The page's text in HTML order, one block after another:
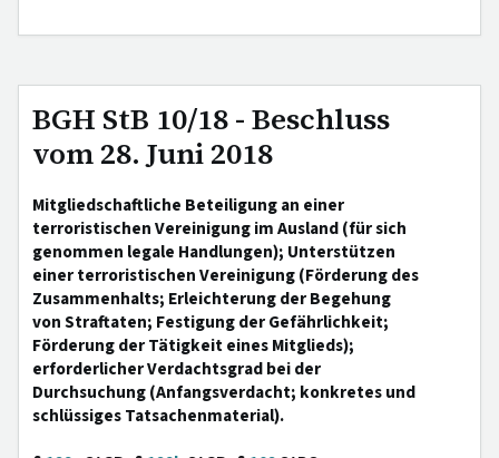
BGH StB 10/18 - Beschluss
vom 28. Juni 2018
Mitgliedschaftliche Beteiligung an einer
terroristischen Vereinigung im Ausland (für sich
genommen legale Handlungen); Unterstützen
einer terroristischen Vereinigung (Förderung des
Zusammenhalts; Erleichterung der Begehung
von Straftaten; Festigung der Gefährlichkeit;
Förderung der Tätigkeit eines Mitglieds);
erforderlicher Verdachtsgrad bei der
Durchsuchung (Anfangsverdacht; konkretes und
schlüssiges Tatsachenmaterial).